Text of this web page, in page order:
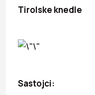
Tirolske knedle
Sastojci: